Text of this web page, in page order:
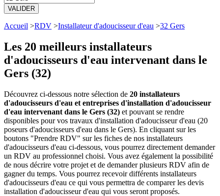
VALIDER
Accueil >RDV >Installateur d'adoucisseur d'eau >32 Gers
Les 20 meilleurs installateurs
d'adoucisseurs d'eau intervenant dans le
Gers (32)
Découvrez ci-dessous notre sélection de 20 installateurs
d'adoucisseurs d'eau et entreprises d'installation d'adoucisseur
d'eau intervenant dans le Gers (32) et pouvant se rendre
disponibles pour vos travaux d'installation d'adoucisseur d'eau (20
poseurs d'adoucisseurs d'eau dans le Gers). En cliquant sur les
boutons "Prendre RDV" sur les fiches de nos installateurs
d'adoucisseurs d'eau ci-dessous, vous pourrez directement demander
un RDV au professionnel choisi. Vous avez également la possibilité
de nous décrire votre projet et de demander plusieurs RDV afin de
gagner du temps. Vous pourrez recevoir différents installateurs
d'adoucisseurs d'eau ce qui vous permettra de comparer les devis
installation d'adoucisseur d'eau qui vous seront proposés.